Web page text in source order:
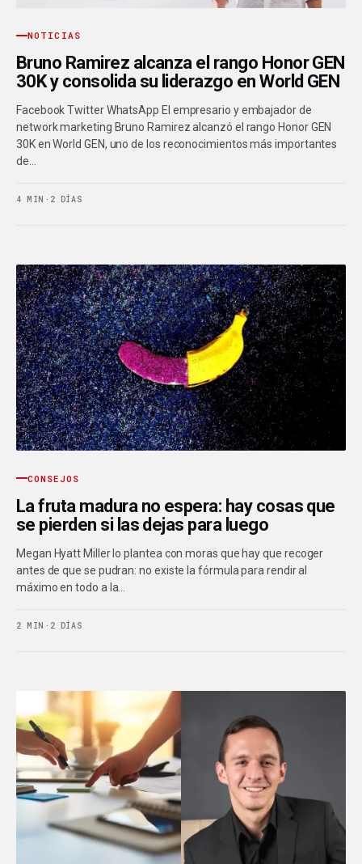
NOTICIAS
Bruno Ramirez alcanza el rango Honor GEN
30K y consolida su liderazgo en World GEN
Facebook Twitter WhatsApp El empresario y embajador de
network marketing Bruno Ramirez alcanzó el rango Honor GEN
30K en World GEN, uno de los reconocimientos más importantes
de…
4 MIN · 2 DÍAS
CONSEJOS
La fruta madura no espera: hay cosas que
se pierden si las dejas para luego
Megan Hyatt Miller lo plantea con moras que hay que recoger
antes de que se pudran: no existe la fórmula para rendir al
máximo en todo a la…
2 MIN · 2 DÍAS